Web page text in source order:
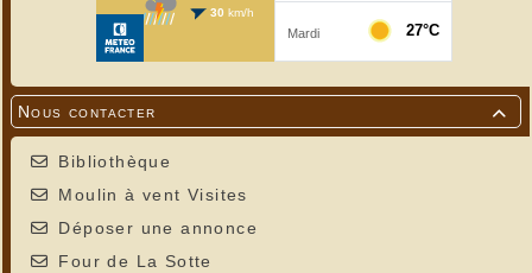

Nous contacter
Bibliothèque
Moulin à vent Visites
Déposer une annonce
Four de La Sotte